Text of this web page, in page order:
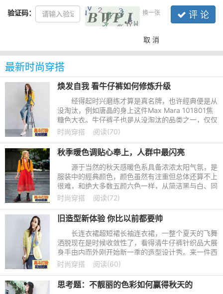
验证码： 换一张 评 论
取 消
最新时尚穿搭
焕发自我 看牛仔裤如何修炼升级
经得起时兴磨练才算是真名牌，也许經典便是从
没淘汰，例如唐晶的身上这件Max Mara 101801焦
糖色大衣。牛仔裤子也是从没淘汰的品类之一，仅仅
和焦糖色大衣的坚持不懈不一样，牛仔裤子一直在持
时尚穿搭 阅读(70)
秋季暖色调贴心奉上，人群中最闪亮
源于当然的秋天感暖色系具备浓浓太阳气氛，是
服装中的經典颜色，颜色虽然有注重但总体还算不上
很难，和绝大多数五颜六色一样，从简洁黑与白、同
类色、对比色组成、差距相碰难度系数慢慢增加，留
时尚穿搭 阅读(72)
旧造型新体验 你比以前都要帅
长连衣裙超短裙长袖连衣裙，一整个夏天的飞舞
洒脱现在是时候收敛性了，看得清牛仔裤针织品大展
身手由内而外刚开始新一季的造型设计秀。来一件西
装外衣吧，让自身的小女人气魄提高一个层级，要保
时尚穿搭 阅读(60)
思考题：不靓丽的色彩如何赢得秋天的